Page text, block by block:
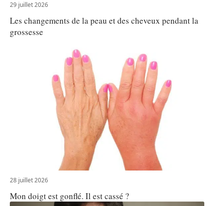
29 juillet 2026
Les changements de la peau et des cheveux pendant la
grossesse
28 juillet 2026
Mon doigt est gonflé. Il est cassé ?